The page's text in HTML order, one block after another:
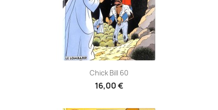
Chick Bill 60
16,00 €